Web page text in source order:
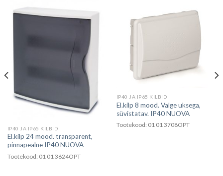
IP40 JA IP65 KILBID
El.kilp 24 mood. transparent,
pinnapealne IP40 NUOVA
Tootekood: 01 01 3624OPT
IP40 JA IP65 KILBID
El.kilp 8 mood. Valge uksega,
süvistatav. IP40 NUOVA
Tootekood: 01 01 3708OPT